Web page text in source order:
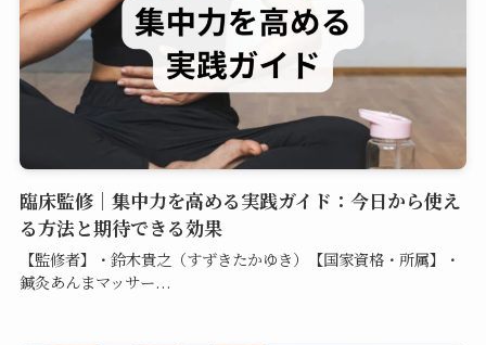
臨床監修｜集中力を高める実践ガイド：今日から使え
る方法と期待できる効果
【監修者】・鈴木貴之（すずきたかゆき）【国家資格・所属】・
鍼灸あんまマッサー...